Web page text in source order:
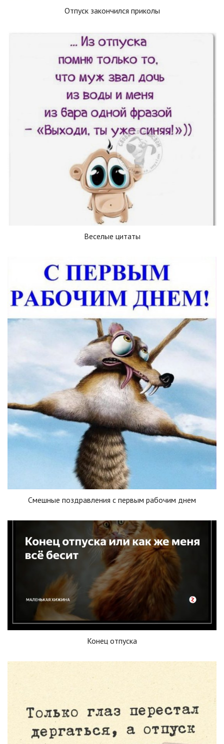
Отпуск закончился приколы
Веселые цитаты
Смешные поздравления с первым рабочим днем
Конец отпуска